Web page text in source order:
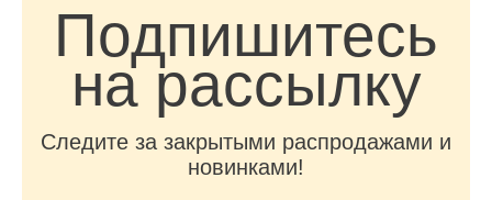
Подпишитесь
на рассылку
Следите за закрытыми распродажами и
новинками!